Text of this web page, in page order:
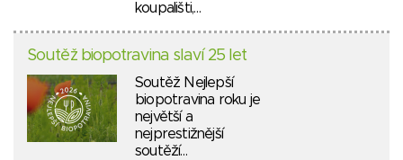
koupališti,…
Soutěž biopotravina slaví 25 let
Soutěž Nejlepší
biopotravina roku je
největší a
nejprestižnější
soutěží…